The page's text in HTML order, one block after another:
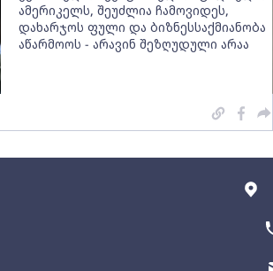
ამერიკელს, შეუძლია ჩამოვიდეს,
დახარჯოს ფული და ბიზნესსაქმიანობა
აწარმოოს - არავინ შეზღუდული არაა